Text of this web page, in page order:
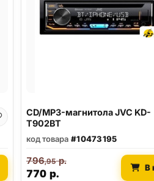
CD/MP3-магнитола JVC KD-
T902BT
код товара #10473195
770 р.
796,95р.
В